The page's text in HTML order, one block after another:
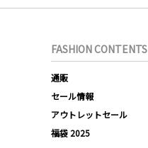
FASHION CONTENTS
通販
セール情報
アウトレットセール
福袋 2025